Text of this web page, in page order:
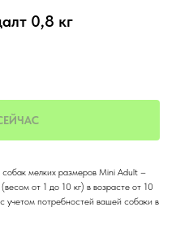
0,8 кг
мелких размеров Mini Adult –
от 1 до 10 кг) в возрасте от 10
учетом потребностей вашей собаки в